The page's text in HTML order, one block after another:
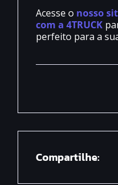
Acesse o nosso
com a 4TRUCK
perfeito para a
Compartilhe: